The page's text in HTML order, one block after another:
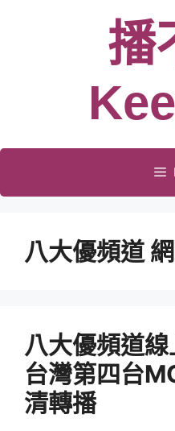
播
八大優頻道
八大優頻道線
台灣第四台
清轉播